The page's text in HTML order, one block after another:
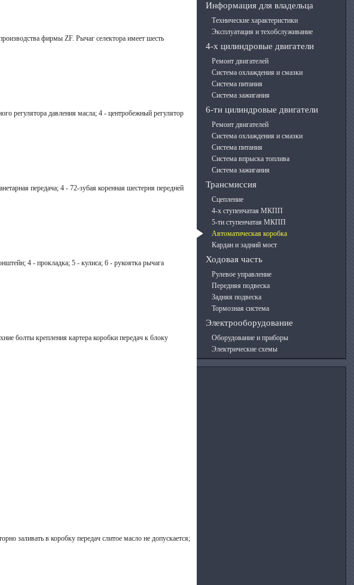
фирмы ZF. Рычаг селектора имеет шесть
регулятора давления масла; 4 - центробежный регулятор
передача; 4 - 72-зубая коренная шестерня передней
4 - прокладка; 5 - кулиса; 6 - рукоятка рычага
болты крепления картера коробки передач к блоку
заливать в коробку передач слитое масло не допускается;
Информация для владельца
Технические характеристики
Эксплуатация и техобслуживание
4-х цилиндровые двигатели
Ремонт двигателей
Система охлаждения и смазки
Система питания
Система зажигания
6-ти цилиндровые двигатели
Ремонт двигателей
Система охлаждения и смазки
Система питания
Система впрыска топлива
Система зажигания
Трансмиссия
Сцепление
4-х ступенчатая МКПП
5-ти ступенчатая МКПП
Автоматическая коробка
Кардан и задний мост
Ходовая часть
Рулевое управление
Передняя подвеска
Задняя подвеска
Тормозная система
Электрооборудование
Оборудование и приборы
Электрические схемы